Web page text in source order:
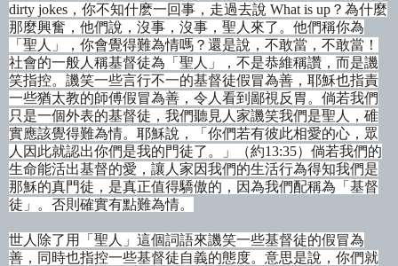
dirty jokes ，你不知什麽一回事，走過去說 What is up ？ 為什麼
那麼興奮，他們說，沒事，沒事，聖人來了。他們稱你為
「聖人」，你會覺得難為情嗎？還是說，不敢當 ，不敢當！
社會的一般人稱基督徒為「聖人」，不是恭維稱讚，而是譏
笑指控。譏笑一些言行不一的基督徒假冒為善，耶穌也指責
一些猶太教的師傅假冒為善，令人看到鄙視反胃。倘若我們
只是一個外表的基督徒，我們聽見人家譏笑我們是聖人，碓
實應該覺得難為情。耶穌說，「 你們若有彼此相愛的心，眾
人因此就認出你們是我的門徒了。」（約13:35）倘若我們的
生命能活出基督的愛，讓人家因我們的生活行為得知我們是
那穌的真門徒，是真正值得驕傲的 ，因為我們配稱為「基督
徒」。否則確實有點難為情。
世人除了用「聖人」這個詞語來譏笑一些基督徒的假冒為
善，同時也指控一些基督徒自義的態度。意思是說， 你們就